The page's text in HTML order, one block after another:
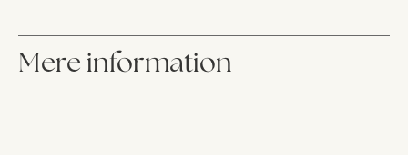
Mere information